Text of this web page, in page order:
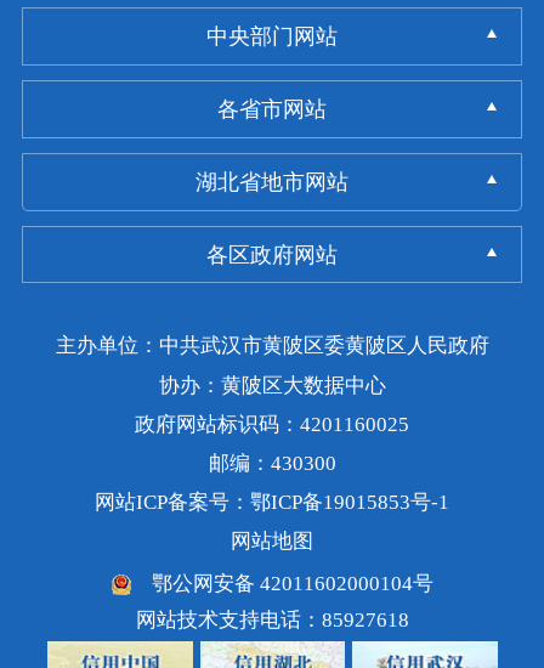
中央部门网站
各省市网站
湖北省地市网站
各区政府网站
主办单位：中共武汉市黄陂区委黄陂区人民政府
协办：黄陂区大数据中心
政府网站标识码：4201160025
邮编：430300
网站ICP备案号：鄂ICP备19015853号-1
网站地图
鄂公网安备 42011602000104号
网站技术支持电话：85927618